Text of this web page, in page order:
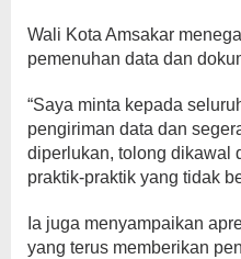
Wali Kota Amsakar
pemenuhan data dan
“Saya minta kepada
pengiriman data dan
diperlukan, tolong dikawal
praktik-praktik yang tidak
Ia juga menyampaikan
yang terus memberikan